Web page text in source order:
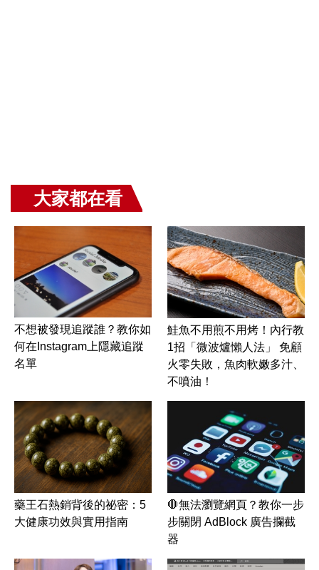
大家都在看
不想被發現追蹤誰？教你如
何在Instagram上隱藏追蹤
名單
鮭魚不用煎不用烤！內行教
1招「微波爐懶人法」 免顧
火零失敗，魚肉軟嫩多汁、
不噴油！
藥王石熱銷背後的祕密：5
大健康功效與實用指南
🛑無法瀏覽網頁？教你一步
步關閉 AdBlock 廣告攔截
器